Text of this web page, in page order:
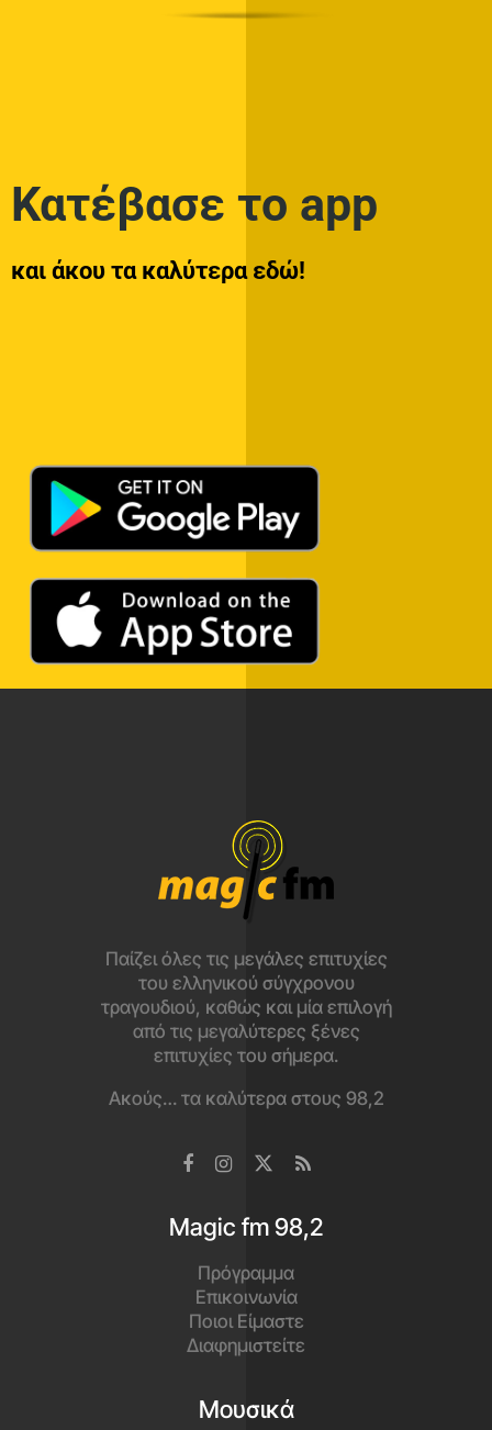
Κατέβασε το app
και άκου τα καλύτερα εδώ!
Παίζει όλες τις μεγάλες επιτυχίες
του ελληνικού σύγχρονου
τραγουδιού, καθώς και μία επιλογή
από τις μεγαλύτερες ξένες
επιτυχίες του σήμερα.
Ακούς… τα καλύτερα στους 98,2
Magic fm 98,2
Πρόγραμμα
Επικοινωνία
Ποιοι Είμαστε
Διαφημιστείτε
Μουσικά